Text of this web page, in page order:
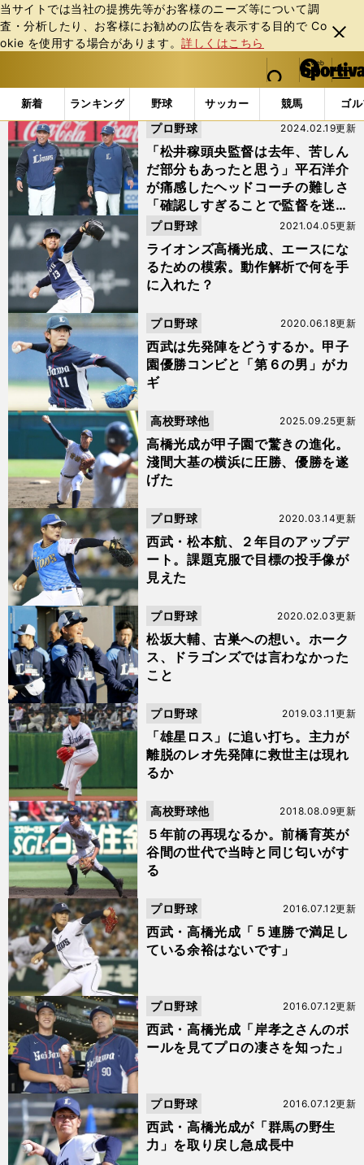
当サイトでは当社の提携先等がお客様のニーズ等について調
査・分析したり、お客様にお勧めの広告を表⽰する⽬的で Co
okie を使⽤する場合があります。詳しくはこちら
閉じ
る
web Sportiva (webスポルティーバ)
検索
マイペ
ー
ジ
メニュ
新着 ランキング 野球 サッカー 競馬 ゴ
b
ス
ポ
ル
テ
ィ
バ
「#高橋光成」の最新ニュース・ 情報
「松井稼頭央監督は去年、苦しん
だ部分もあったと思う」平石洋介
が痛感したヘッドコーチの難しさ
「確認しすぎることで監督を迷わ
せてないか...」
2024.02.19更新
プロ野球
ライオンズ高橋光成、エースにな
るための模索。動作解析で何を手
に入れた？
2021.04.05更新
プロ野球
西武は先発陣をどうするか。甲子
園優勝コンビと「第６の男」がカ
ギ
2020.06.18更新
プロ野球
高橋光成が甲子園で驚きの進化。
淺間大基の横浜に圧勝、優勝を遂
げた
2025.09.25更新
高校野球他
西武・松本航、２年目のアップデ
ート。課題克服で目標の投手像が
見えた
2020.03.14更新
プロ野球
松坂大輔、古巣への想い。ホーク
ス、ドラゴンズでは言わなかった
こと
2020.02.03更新
プロ野球
「雄星ロス」に追い打ち。主力が
離脱のレオ先発陣に救世主は現れ
るか
2019.03.11更新
プロ野球
５年前の再現なるか。前橋育英が
谷間の世代で当時と同じ匂いがす
る
2018.08.09更新
高校野球他
西武・高橋光成「５連勝で満足し
ている余裕はないです」
2016.07.12更新
プロ野球
西武・高橋光成「岸孝之さんのボ
ールを見てプロの凄さを知った」
2016.07.12更新
プロ野球
西武・高橋光成が「群馬の野生
力」を取り戻し急成長中
2016.07.12更新
プロ野球